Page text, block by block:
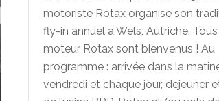
motoriste Rotax organise son
fly-in annuel à Wels, Autriche.
moteur Rotax sont bienvenus ! Au
programme : arrivée dans la
vendredi et chaque jour, dejeuner